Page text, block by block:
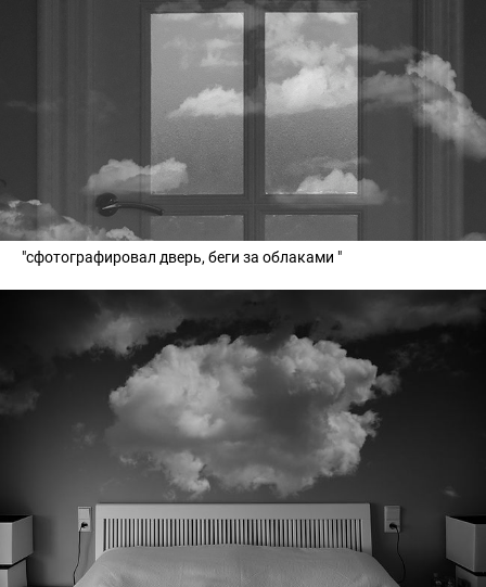
"сфотографировал дверь, беги за облаками "